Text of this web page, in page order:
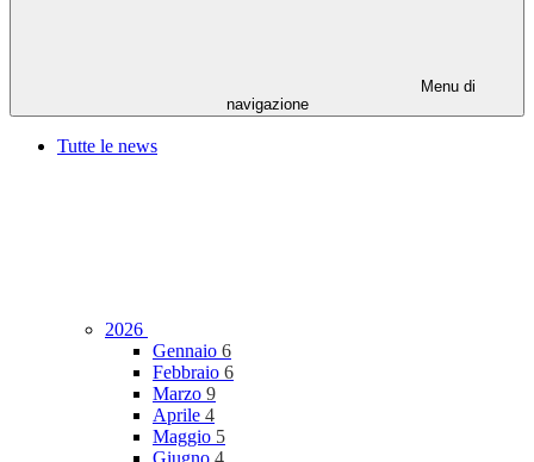
Menu di
navigazione
Tutte le news
2026
Gennaio 6
Febbraio 6
Marzo 9
Aprile 4
Maggio 5
Giugno 4